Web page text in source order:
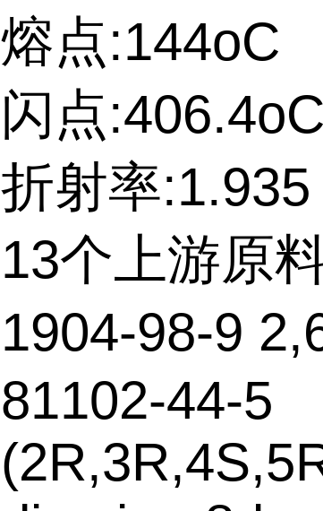
熔点:144oC
闪点:406.4oC
折射率:1.935
13个上游原
1904-98-9
81102-44-5